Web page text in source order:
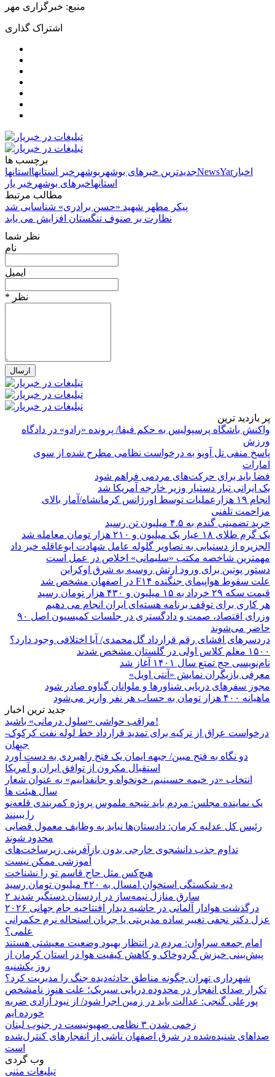
منبع: خبرگزاری مهر
اشتراک گذاری
برچسب ها
جدیدترین خبرهای بوشهر بوشهر خبر استانها استانها NewsYarاخبار
استانهاخبرهای بوشهر خبر یار
مطالب مرتبط
پیکر مطهر شهید «حسن برادری» شناسایی شد
نظارت بر صنوف تنگستان افزایش می یابد
نظر شما
نام
ایمیل
* نظر
پر بازدید ترین
واکنش باشگاه پرسپولیس به حکم فیفا/ پرونده «رادو» در دادگاه
ورزش
پاسخ منفی تل آویو به درخواست نظامی مطرح شده از سوی
امارات
فضا باید برای حرکت‌های مردمی فراهم شود
یک ایرانی تبار دستیار وزیر خارجه آمریکا شد
انجام ۱۹ هزارعملیات توسط اورژانس کرمانشاه/آمار بالای
مزاحمت تلفنی
خرید تضمینی گندم به ۴.۵ میلیون تن رسید
یک گرم طلای ۱۸ عیار یک میلیون و ۲۱۰ هزار تومان معامله شد
الجزیره از دستیابی به تصاویر گلوله عامل شهادت ابوعاقله خبر داد
مهمترین شاخصه مکتب «سلیمانی» اخلاص در عمل است
دستور پوتین برای ورود ارتش روسیه به شرق اوکراین
علت سقوط هواپیمای جنگنده F۱۴ در اصفهان مشخص شد
قیمت سکه ۲۹ خرداد به ۱۵ میلیون و ۴۳۰ هزار تومان رسید
هر کاری برای توقف برنامه هسته‌ای ایران انجام می دهیم
وزرای اقتصاد، صمت و دادگستری در جلسات کمیسیون اصل ۹۰
حاضر می‌شوند
دردسرهای افشای رقم قرارداد گل‌محمدی/ آیا اختلافی وجود دارد؟
۱۵۰۰ معلم کلاس اولی در گلستان مشخص شدند
نام‌نویسی حج تمتع سال ۱۴۰۱ آغاز شد
معرفی بازیگران نمایش «آنتی اویل»
مجوز سفرهای دریایی شناورها و ملوانان گناوه صادر شود
ماهیانه ۴۰۰ هزار تومان به حساب هر نفر واریز می‌شود
جدید ترین اخبار
مراقب حواشی «سلول درمانی» باشید!
درخواست عراق از ترکیه برای تمدید قرارداد خط لوله نفت کرکوک-
جیهان
دو نگاه به فتح مبین/ جبهه ایمان یک فتح راهبردی به دست آورد
استقبال مکرون از توافق ایران و آمریکا
انتخاب «در خیمه حسینیم، خونخواه و جانفداییم» به عنوان شعار
سال هیئت ها
یک نماینده مجلس: مردم باید نتیجه ملموس پروژه کمربندی قلعه‌نو
را ببینند
رئیس کل عدلیه کرمان: دادستان‌ها نباید به وظایف معمول قضایی
محدود شوند
تداوم جذب دانشجوی خارجی بدون بازآفرینی زیرساخت‌های
آموزشی ممکن نیست
هیچ‌کس مثل حاج قاسم تو را نشناخت
دیه شکستگی استخوان امسال به ۴۲۰ میلیون تومان رسید
۲ سارق منازل نیمه‌ساز در اردستان دستگیر شدند
درگذشت هوادار آلمانی در حاشیه دیدار افتتاحیه جام جهانی ۲۰۲۶
عزل دکتر نجفی تغییر ساده مدیریتی یا جریان استحاله نرم حکمرانی
علمی؟
امام جمعه سراوان: مردم در انتظار بهبود وضعیت معیشتی هستند
پیش‌بینی خیزش گردوخاک و کاهش کیفیت هوا در استان کرمان از
روز یکشنبه
شهرداری تهران چگونه مناطق حادثه‌دیده جنگ را مدیریت کرد؟
تکرار صدای انفجار در محدوده دریایی سیریک؛ علت هنوز نامشخص
پورعلی گنجی: عدالت باید در زمین اجرا شود/ از نبود آزادی ضربه
خورده ایم
زخمی شدن ۳ نظامی صهیونیست در جنوب لبنان
صداهای شنیده‌شده در شرق اصفهان ناشی از انفجارهای کنترل‌شده
است
وب گردی
تبلیغات متنی